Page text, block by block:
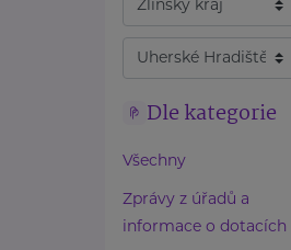
Dle kategorie
Všechny
Zprávy z úřadů a
informace o dotacích